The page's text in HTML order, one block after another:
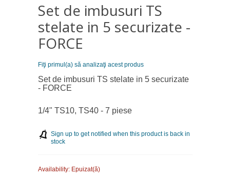
Set de imbusuri TS
stelate in 5 securizate -
FORCE
Fiţi primul(a) să analizaţi acest produs
Set de imbusuri TS stelate in 5 securizate
- FORCE
1/4" TS10, TS40 - 7 piese
Sign up to get notified when this product is back in
stock
Availability: Epuizat(ă)